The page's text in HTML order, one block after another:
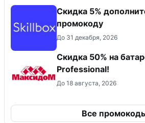
Скидка 5%
промокоду
До 31 декабря, 2026
Скидка 50% на
Professional!
До 18 августа, 2026
Все